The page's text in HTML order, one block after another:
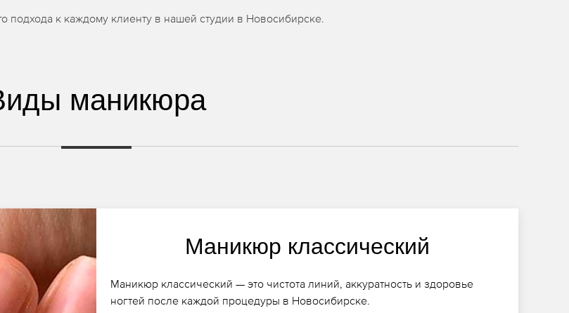
подхода к каждому клиенту в нашей студии в Новосибирске.
маникюра
Маникюр классический
Маникюр классический — это чистота линий, аккуратность и здоровье
ногтей после каждой процедуры в Новосибирске.